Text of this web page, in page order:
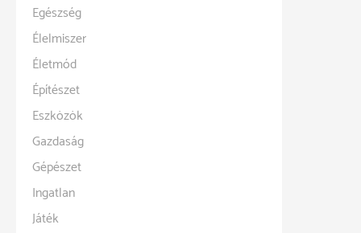
Egészség
Élelmiszer
Életmód
Építészet
Eszközök
Gazdaság
Gépészet
Ingatlan
Játék